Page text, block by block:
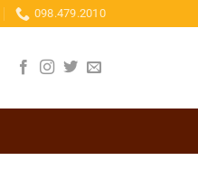
098.479.2010